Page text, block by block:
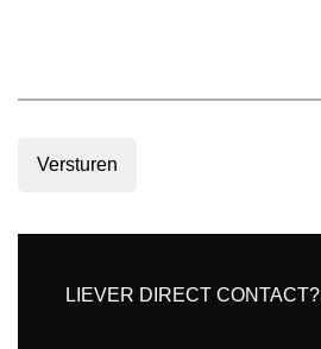
Versturen
LIEVER DIRECT CONTACT?